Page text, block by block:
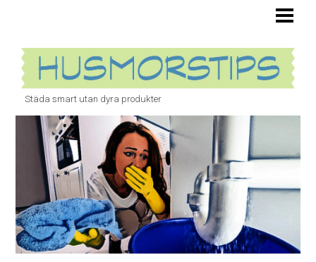
TOALETT
STOPP I VASKEN
BANANFLUGOR
ÄTTIKA
Städa smart utan dyra produkter